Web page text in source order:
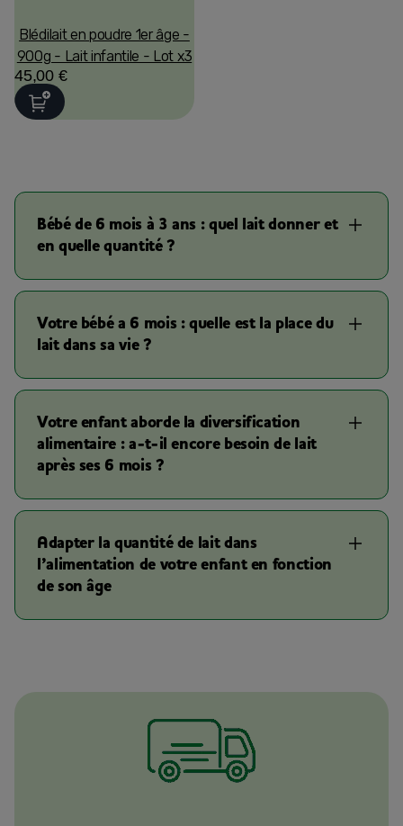
Blédilait en poudre 1er âge -
900g - Lait infantile - Lot x3
45,00 €
Bébé de 6 mois à 3 ans : quel lait donner et
en quelle quantité ?
Votre bébé a 6 mois : quelle est la place du
lait dans sa vie ?
Votre enfant aborde la diversification
alimentaire : a-t-il encore besoin de lait
après ses 6 mois ?
Adapter la quantité de lait dans
l’alimentation de votre enfant en fonction
de son âge